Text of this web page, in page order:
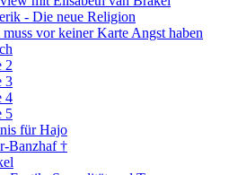
- Die neue Religion
vor keiner Karte Angst haben
2
3
4
5
für Hajo
Banzhaf †